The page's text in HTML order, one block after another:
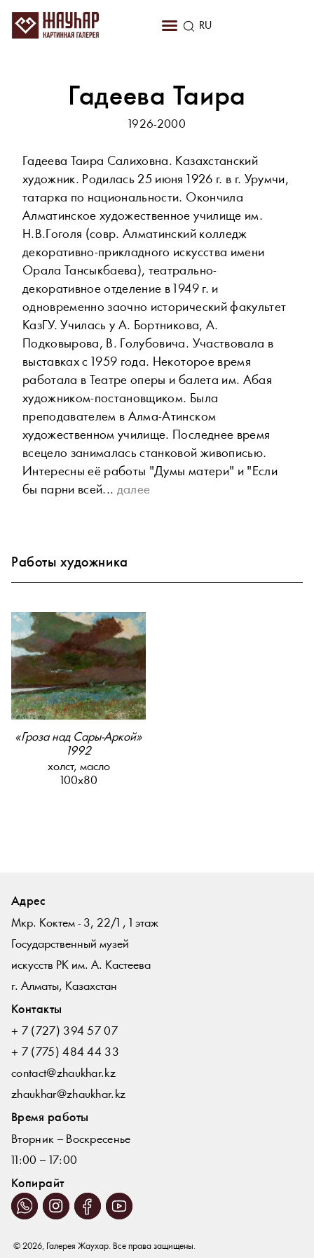
RU
EN
Гадеева Таира
1926-2000
Гадеева Таира Салиховна. Казахстанский
художник. Родилась 25 июня 1926 г. в г. Урумчи,
татарка по национальности. Окончила
Алматинское художественное училище им.
Н.В.Гоголя (совр. Алматинский колледж
декоративно-прикладного искусства имени
Орала Тансыкбаева), театрально-
декоративное отделение в 1949 г. и
одновременно заочно исторический факультет
КазГУ. Училась у А. Бортникова, А.
Подковырова, В. Голубовича. Участвовала в
выставках с 1959 года. Некоторое время
работала в Театре оперы и балета им. Абая
художником-постановщиком. Была
преподавателем в Алма-Атинском
художественном училище. Последнее время
всецело занималась станковой живописью.
Интересны её работы "Думы матери" и "Если
бы парни всей... далее
Работы художника
«Гроза над Сары-Аркой»
1992
холст, масло
100х80
Адрес
Мкр. Коктем - 3, 22/1 , 1 этаж
Государственный музей
искусств РК им. А. Кастеева
г. Алматы, Казахстан
Контакты
+ 7 (727) 394 57 07
+ 7 (775) 484 44 33
contact@zhaukhar.kz
zhaukhar@zhaukhar.kz
Время работы
Вторник – Воскресенье
11:00 – 17:00
Копирайт
© 2026, Галерея Жаухар. Все права защищены.